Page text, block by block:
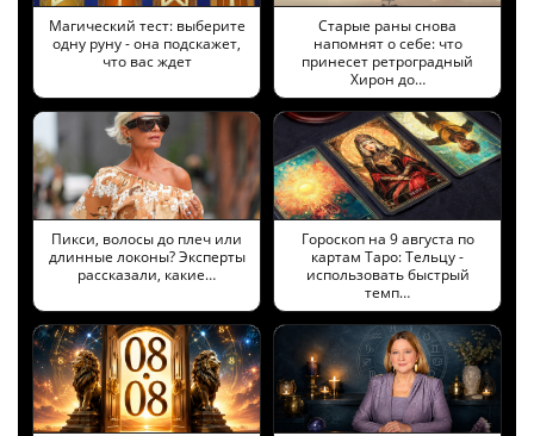
Магический тест: выберите
одну руну - она подскажет,
что вас ждет
Старые раны снова
напомнят о себе: что
принесет ретроградный
Хирон до…
Пикси, волосы до плеч или
длинные локоны? Эксперты
рассказали, какие…
Гороскоп на 9 августа по
картам Таро: Тельцу -
использовать быстрый
темп…